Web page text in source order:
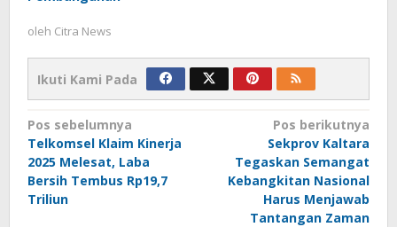
oleh Citra News
Ikuti Kami Pada
Navigasi
pos
Pos sebelumnya
Telkomsel Klaim Kinerja
2025 Melesat, Laba
Bersih Tembus Rp19,7
Triliun
Pos berikutnya
Sekprov Kaltara
Tegaskan Semangat
Kebangkitan Nasional
Harus Menjawab
Tantangan Zaman